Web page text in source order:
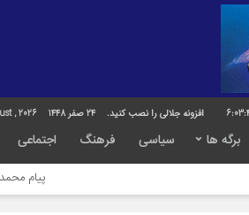
افزونه جلالی را نصب کنید. 24 صفر 1448
برگه ها سیاسی فرهنگ اجتماعی
پیام محمد